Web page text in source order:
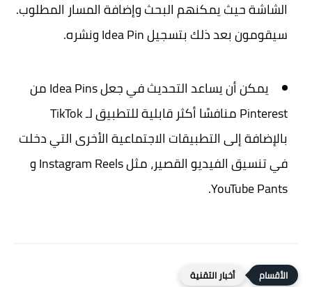
الشاشة حيث يمكنهم البحث وإضافة المسار المطلوب.
سيقومون بعد ذلك بتسجيل Idea Pin ونشره.
يمكن أن يساعد التحديث في جعل Idea Pins من
Pinterest منافسًا أكثر قابلية للتطبيق لـ TikTok
بالإضافة إلى التطبيقات الاجتماعية الأخرى التي دخلت
في تنسيق الفيديو القصير، مثل Instagram Reels و
YouTube Pants.
أخبار التقنية